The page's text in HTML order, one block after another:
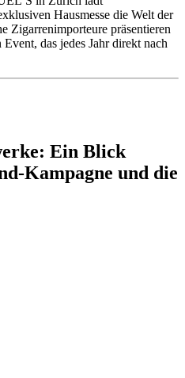
Hausmesse die Welt der
Zigarrenimporteure präsentieren
das jedes Jahr direkt nach
Ein Blick
Kampagne und die